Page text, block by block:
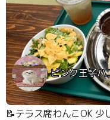
ピンク王子ハ
📝テラス席わんこOK